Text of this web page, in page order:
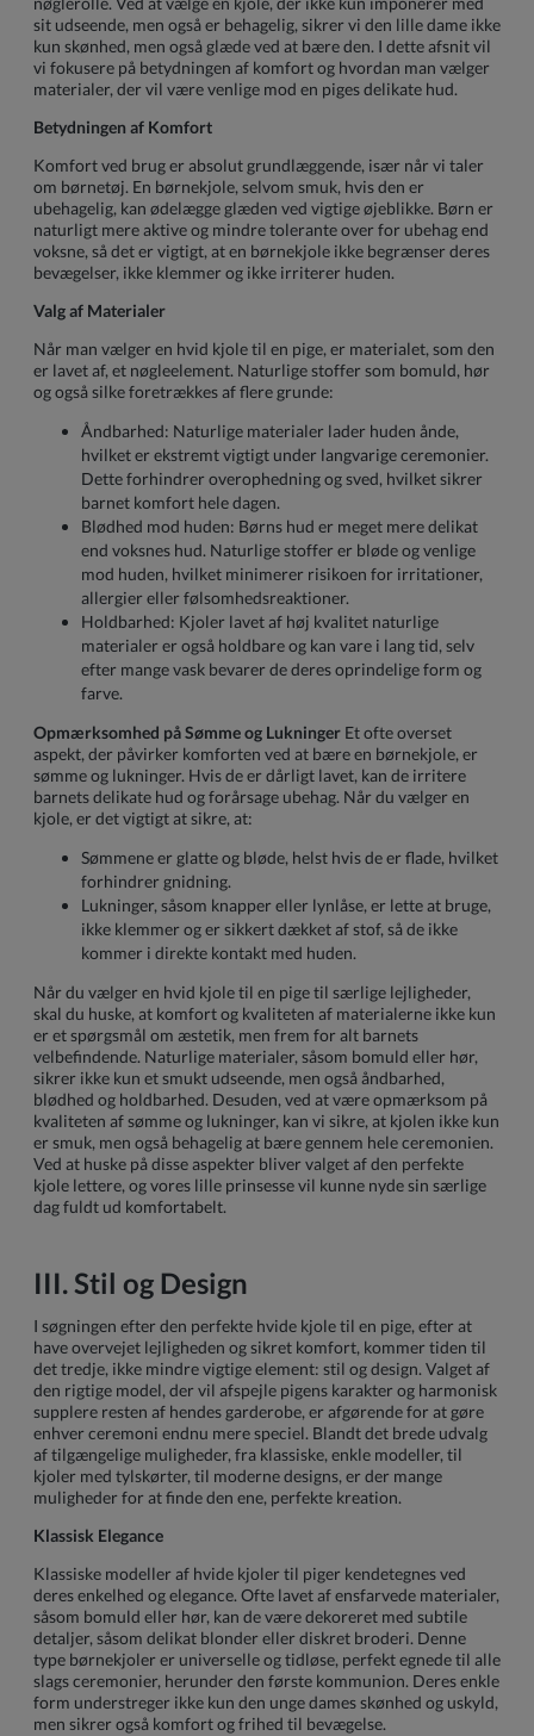
sit udseende, men også er behagelig, sikrer vi den lille dame ikke
kun skønhed, men også glæde ved at bære den. I dette afsnit vil
vi fokusere på betydningen af komfort og hvordan man vælger
materialer, der vil være venlige mod en piges delikate hud.
Betydningen af Komfort
Komfort ved brug er absolut grundlæggende, især når vi taler
om børnetøj. En børnekjole, selvom smuk, hvis den er
ubehagelig, kan ødelægge glæden ved vigtige øjeblikke. Børn er
naturligt mere aktive og mindre tolerante over for ubehag end
voksne, så det er vigtigt, at en børnekjole ikke begrænser deres
bevægelser, ikke klemmer og ikke irriterer huden.
Valg af Materialer
Når man vælger en hvid kjole til en pige, er materialet, som den
er lavet af, et nøgleelement. Naturlige stoffer som bomuld, hør
og også silke foretrækkes af flere grunde:
Åndbarhed: Naturlige materialer lader huden ånde,
hvilket er ekstremt vigtigt under langvarige ceremonier.
Dette forhindrer overophedning og sved, hvilket sikrer
barnet komfort hele dagen.
Blødhed mod huden: Børns hud er meget mere delikat
end voksnes hud. Naturlige stoffer er bløde og venlige
mod huden, hvilket minimerer risikoen for irritationer,
allergier eller følsomhedsreaktioner.
Holdbarhed: Kjoler lavet af høj kvalitet naturlige
materialer er også holdbare og kan vare i lang tid, selv
efter mange vask bevarer de deres oprindelige form og
farve.
Opmærksomhed på Sømme og Lukninger Et ofte overset
aspekt, der påvirker komforten ved at bære en børnekjole, er
sømme og lukninger. Hvis de er dårligt lavet, kan de irritere
barnets delikate hud og forårsage ubehag. Når du vælger en
kjole, er det vigtigt at sikre, at:
Sømmene er glatte og bløde, helst hvis de er flade, hvilket
forhindrer gnidning.
Lukninger, såsom knapper eller lynlåse, er lette at bruge,
ikke klemmer og er sikkert dækket af stof, så de ikke
kommer i direkte kontakt med huden.
Når du vælger en hvid kjole til en pige til særlige lejligheder,
skal du huske, at komfort og kvaliteten af materialerne ikke kun
er et spørgsmål om æstetik, men frem for alt barnets
velbefindende. Naturlige materialer, såsom bomuld eller hør,
sikrer ikke kun et smukt udseende, men også åndbarhed,
blødhed og holdbarhed. Desuden, ved at være opmærksom på
kvaliteten af sømme og lukninger, kan vi sikre, at kjolen ikke kun
er smuk, men også behagelig at bære gennem hele ceremonien.
Ved at huske på disse aspekter bliver valget af den perfekte
kjole lettere, og vores lille prinsesse vil kunne nyde sin særlige
dag fuldt ud komfortabelt.
III. Stil og Design
I søgningen efter den perfekte hvide kjole til en pige, efter at
have overvejet lejligheden og sikret komfort, kommer tiden til
det tredje, ikke mindre vigtige element: stil og design. Valget af
den rigtige model, der vil afspejle pigens karakter og harmonisk
supplere resten af hendes garderobe, er afgørende for at gøre
enhver ceremoni endnu mere speciel. Blandt det brede udvalg
af tilgængelige muligheder, fra klassiske, enkle modeller, til
kjoler med tylskørter, til moderne designs, er der mange
muligheder for at finde den ene, perfekte kreation.
Klassisk Elegance
Klassiske modeller af hvide kjoler til piger kendetegnes ved
deres enkelhed og elegance. Ofte lavet af ensfarvede materialer,
såsom bomuld eller hør, kan de være dekoreret med subtile
detaljer, såsom delikat blonder eller diskret broderi. Denne
type børnekjoler er universelle og tidløse, perfekt egnede til alle
slags ceremonier, herunder den første kommunion. Deres enkle
form understreger ikke kun den unge dames skønhed og uskyld,
men sikrer også komfort og frihed til bevægelse.